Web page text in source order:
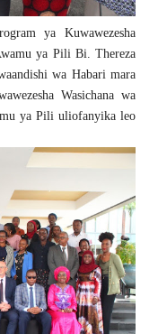
ya Kuwawezesha
ya Pili Bi. Thereza
wa Habari mara
Wasichana wa
ya Pili uliofanyika leo